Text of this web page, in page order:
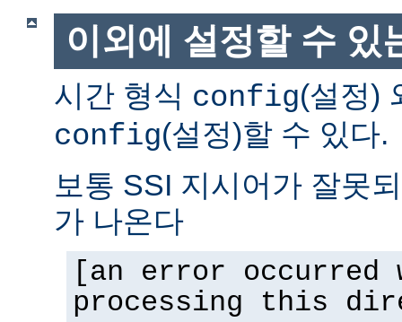
이외에 설정할 수 있
시간 형식 config(설정)
config(설정)할 수 있다.
보통 SSI 지시어가 잘못
가 나온다
[an error occurred
processing this